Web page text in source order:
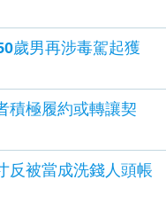
歲男再涉毒駕起獲
極履約或轉讓契
被當成洗錢人頭帳